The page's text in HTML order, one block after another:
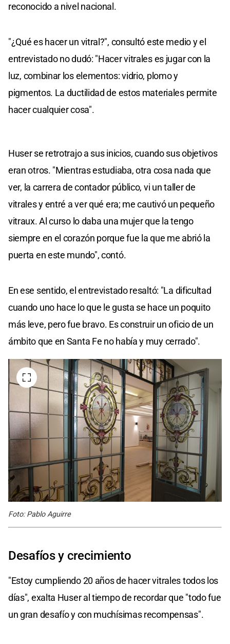
reconocido a nivel nacional.
"¿Qué es hacer un vitral?", consultó este medio y el
entrevistado no dudó: "Hacer vitrales es jugar con la
luz, combinar los elementos: vidrio, plomo y
pigmentos. La ductilidad de estos materiales permite
hacer cualquier cosa".
Huser se retrotrajo a sus inicios, cuando sus objetivos
eran otros. "Mientras estudiaba, otra cosa nada que
ver, la carrera de contador público, vi un taller de
vitrales y entré a ver qué era; me cautivó un pequeño
vitraux. Al curso lo daba una mujer que la tengo
siempre en el corazón porque fue la que me abrió la
puerta en este mundo", contó.
En ese sentido, el entrevistado resaltó: "La dificultad
cuando uno hace lo que le gusta se hace un poquito
más leve, pero fue bravo. Es construir un oficio de un
ámbito que en Santa Fe no había y muy cerrado".
Foto: Pablo Aguirre
Desafíos y crecimiento
"Estoy cumpliendo 20 años de hacer vitrales todos los
días", exalta Huser al tiempo de recordar que "todo fue
un gran desafío y con muchísimas recompensas".